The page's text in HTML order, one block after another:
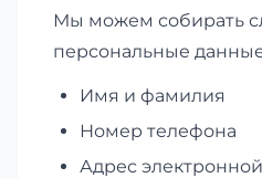
Мы можем собирать
персональные
Имя и фамилия
Номер телефона
Адрес